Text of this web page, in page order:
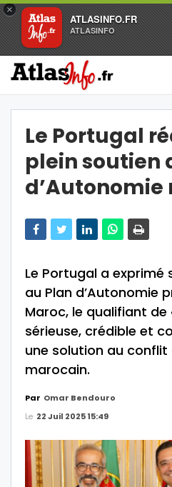
×
ATLASINFO.FR
ATLASINFO
Le Portugal
plein soutien
Le Portugal a exprimé
au Plan d’Autonomie
Maroc, le qualifiant de
sérieuse, crédible et
une solution au conflit
marocain.
Par Omar Bendouro
Le 22 Juil 2025 15:49